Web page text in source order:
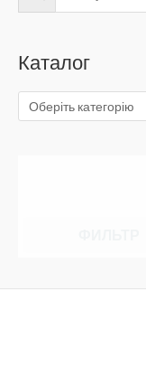
Каталог